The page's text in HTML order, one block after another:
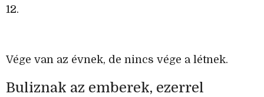
12.
Vége van az évnek, de nincs vége a létnek.
Buliznak az emberek, ezerrel